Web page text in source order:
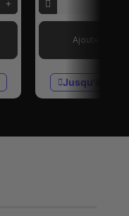
Ajouter
Jusqu'à -